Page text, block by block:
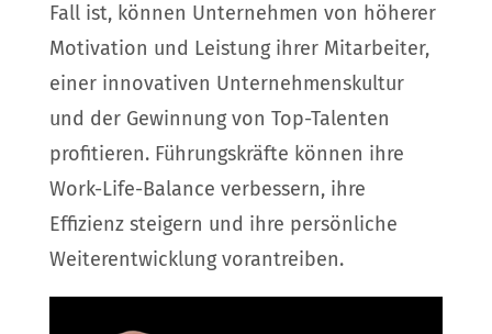
Fall ist, können Unternehmen von höherer
Motivation und Leistung ihrer Mitarbeiter,
einer innovativen Unternehmenskultur
und der Gewinnung von Top-Talenten
profitieren. Führungskräfte können ihre
Work-Life-Balance verbessern, ihre
Effizienz steigern und ihre persönliche
Weiterentwicklung vorantreiben.